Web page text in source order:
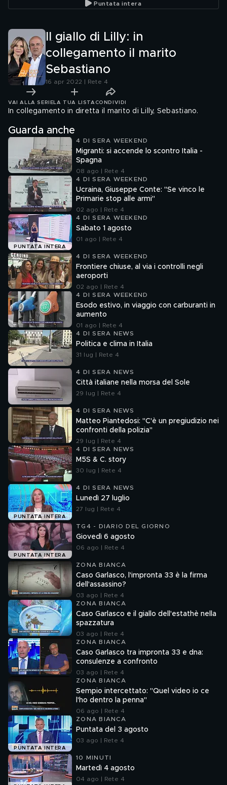
Puntata intera
Il giallo di Lilly: in
collegamento il marito
Sebastiano
16 apr 2022 | Rete 4
VAI ALLA SERIE LA TUA LISTA CONDIVIDI
In collegamento in diretta il marito di Lilly, Sebastiano.
Guarda anche
4 DI SERA WEEKEND
Migranti: si accende lo scontro Italia -
Spagna
08 ago | Rete 4
4 DI SERA WEEKEND
Ucraina, Giuseppe Conte: "Se vinco le
Primarie stop alle armi"
02 ago | Rete 4
PUNTATA INTERA
4 DI SERA WEEKEND
Sabato 1 agosto
01 ago | Rete 4
4 DI SERA WEEKEND
Frontiere chiuse, al via i controlli negli
aeroporti
02 ago | Rete 4
4 DI SERA WEEKEND
Esodo estivo, in viaggio con carburanti in
aumento
01 ago | Rete 4
4 DI SERA NEWS
Politica e clima in Italia
31 lug | Rete 4
4 DI SERA NEWS
Città italiane nella morsa del Sole
29 lug | Rete 4
4 DI SERA NEWS
Matteo Piantedosi: "C'è un pregiudizio nei
confronti della polizia"
29 lug | Rete 4
4 DI SERA NEWS
M5S & C. story
30 lug | Rete 4
PUNTATA INTERA
4 DI SERA NEWS
Lunedì 27 luglio
27 lug | Rete 4
PUNTATA INTERA
TG4 - DIARIO DEL GIORNO
Giovedì 6 agosto
06 ago | Rete 4
ZONA BIANCA
Caso Garlasco, l'impronta 33 è la firma
dell'assassino?
03 ago | Rete 4
ZONA BIANCA
Caso Garlasco e il giallo dell'estathè nella
spazzatura
03 ago | Rete 4
ZONA BIANCA
Caso Garlasco tra impronta 33 e dna:
consulenze a confronto
03 ago | Rete 4
ZONA BIANCA
Sempio intercettato: "Quel video io ce
l'ho dentro la penna"
06 ago | Rete 4
PUNTATA INTERA
ZONA BIANCA
Puntata del 3 agosto
03 ago | Rete 4
10 MINUTI
Martedì 4 agosto
04 ago | Rete 4